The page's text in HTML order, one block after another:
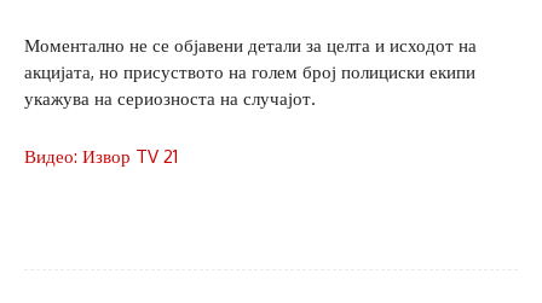
Моментално не се објавени детали за целта и исходот на
акцијата, но присуството на голем број полициски екипи
укажува на сериозноста на случајот.
Видео: Извор TV 21